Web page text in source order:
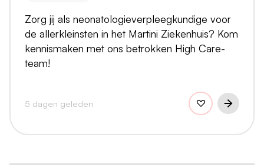
Zorg jij als neonatologieverpleegkundige voor
de allerkleinsten in het Martini Ziekenhuis? Kom
kennismaken met ons betrokken High Care-
team!
5 dagen geleden